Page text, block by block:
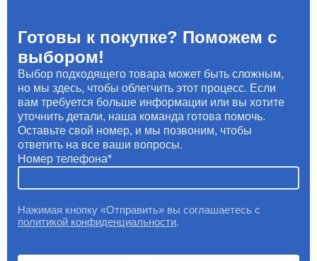
Готовы к покупке? Поможем с
выбором!
Выбор подходящего товара может быть сложным,
но мы здесь, чтобы облегчить этот процесс. Если
вам требуется больше информации или вы хотите
уточнить детали, наша команда готова помочь.
Оставьте свой номер, и мы позвоним, чтобы
ответить на все ваши вопросы.
Номер телефона
Нажимая кнопку «Отправить» вы соглашаетесь с
политикой конфиденциальности.